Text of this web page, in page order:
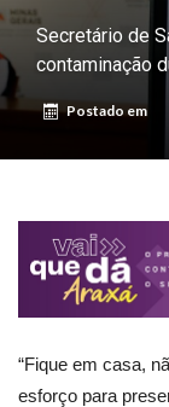
Secretário de
contaminação
Postado em
“Fique em casa,
esforço para